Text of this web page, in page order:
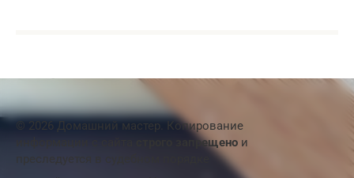
© 2026 Домашний мастер. Копирование
строго запрещено и
преследуется в судебном порядке